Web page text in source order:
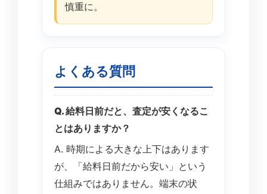
慎重に。
よくある質問
Q. 給料日前だと、査定が安くなるこ
とはありますか？
A. 時期による大きな上下はあります
が、「給料日前だから安い」という
仕組みではありません。端末の状